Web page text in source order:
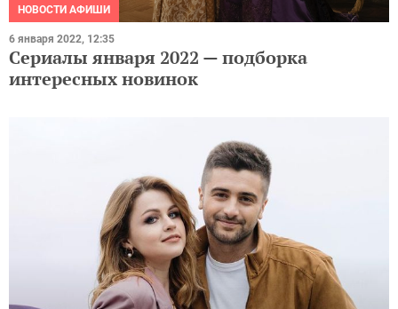
НОВОСТИ АФИШИ
6 января 2022, 12:35
Сериалы января 2022 — подборка
интересных новинок